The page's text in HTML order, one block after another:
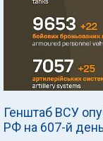
Генштаб ВСУ
РФ на 607-й